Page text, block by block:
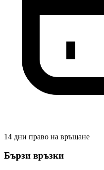
14 дни право на връщане
Бързи връзки